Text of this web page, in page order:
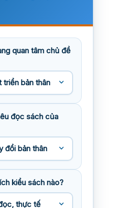
quan tâm chủ đề
đọc sách của
kiểu sách nào?